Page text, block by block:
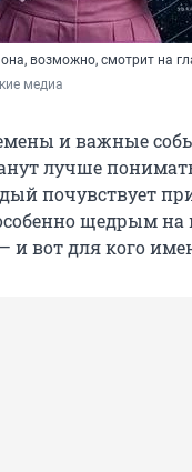
возможно, смотрит на
медиа
и важные
лучше
почувствует
щедрым
и вот для кого